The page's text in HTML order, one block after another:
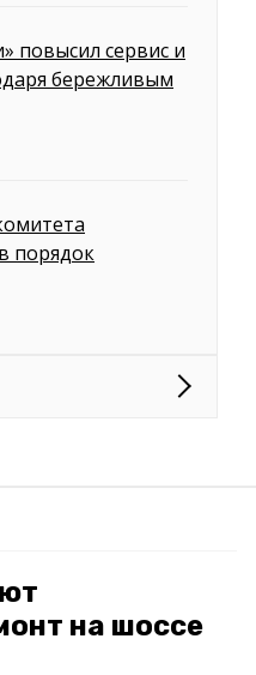
повысил сервис и
бережливым
порядок
на шоссе